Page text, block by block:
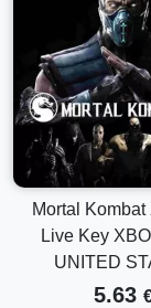
Mortal Kombat
Live Key
UNITED
5.63